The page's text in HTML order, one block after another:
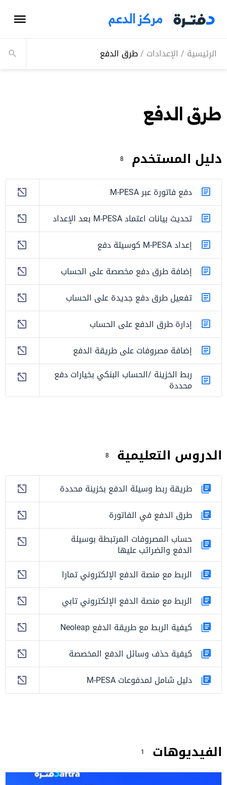
مركز الدعم
الرئيسية / الإعدادات /طرق الدفع
طرق الدفع
دليل المستخدم 8
دفع فاتورة عبر M-PESA
تحديث بيانات اعتماد M-PESA بعد الإعداد
إعداد M-PESA كوسيلة دفع
إضافة طرق دفع مخصصة على الحساب
تفعيل طرق دفع جديدة على الحساب
إدارة طرق الدفع على الحساب
إضافة مصروفات على طريقة الدفع
ربط الخزينة /الحساب البنكي بخيارات دفع
محددة
الدروس التعليمية 8
طريقة ربط وسيلة الدفع بخزينة محددة
طرق الدفع في الفاتورة
حساب المصروفات المرتبطة بوسيلة
الدفع والضرائب عليها
الربط مع منصة الدفع الإلكتروني تمارا
الربط مع منصة الدفع الإلكتروني تابي
كيفية الربط مع طريقة الدفع Neoleap
كيفية حذف وسائل الدفع المخصصة
دليل شامل لمدفوعات M-PESA
الفيديوهات 1